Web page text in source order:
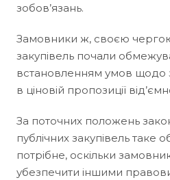
зобов’язань.
Замовники ж, своєю
закупівель почали
встановленням умов щодо
в ціновій пропозиції
За поточних положень
публічних закупівель
потрібне, оскільки
убезпечити іншими